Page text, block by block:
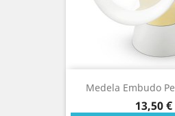
Medela Embudo
Precio
13,50 €